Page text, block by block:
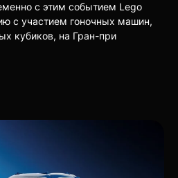
с этим событием Lego
с участием гоночных машин,
кубиков, на Гран-при